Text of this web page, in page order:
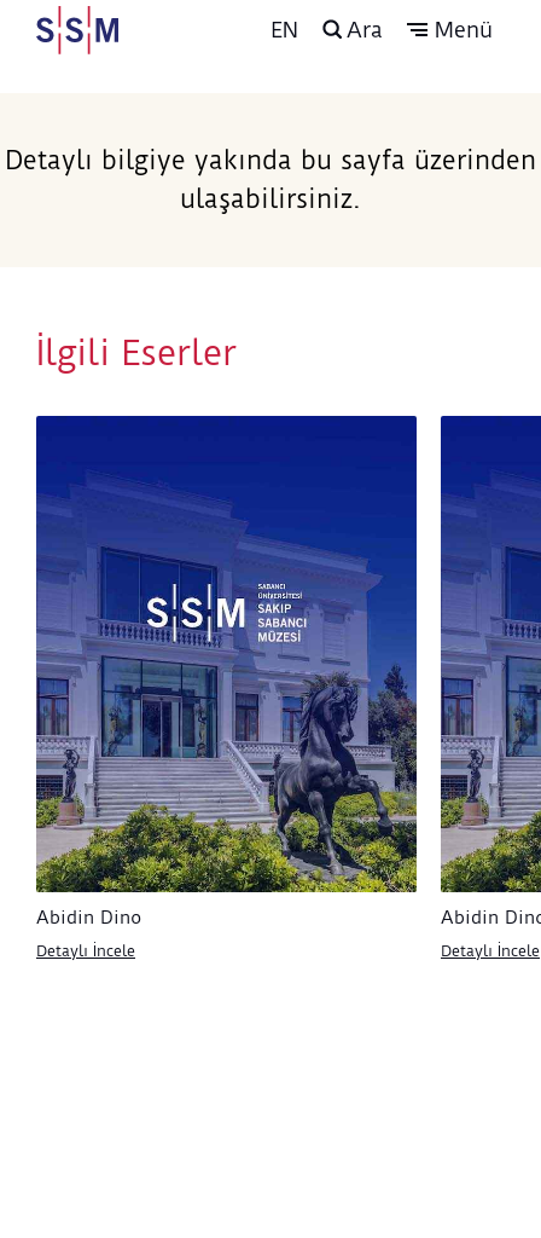
EN Ara Menü
Detaylı bilgiye yakında bu sayfa üzerinden
ulaşabilirsiniz.
İlgili Eserler
Abidin Dino
Detaylı İncele
Abidin
Detaylı İncele